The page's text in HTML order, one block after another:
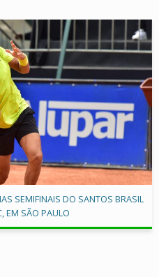
SEMIFINAIS DO SANTOS BRASIL
EM SÃO PAULO